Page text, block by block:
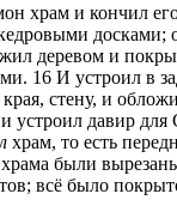
храм и кончил
досками;
деревом и
16 И устроил в
стену, и
устроил давир для
храм, то есть
были
всё было